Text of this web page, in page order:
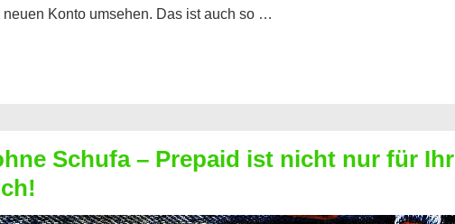
Konto umsehen. Das ist auch so …
Schufa – Prepaid ist nicht nur für Ihr